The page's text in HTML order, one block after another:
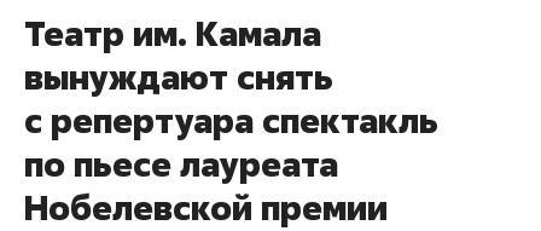
Театр им. Камала
вынуждают снять
с репертуара спектакль
по пьесе лауреата
Нобелевской премии